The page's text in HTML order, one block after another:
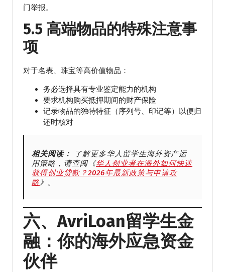
门举报。
5.5 高端物品的特殊注意事
项
对于名表、珠宝等高价值物品：
务必选择具有专业鉴定能力的机构
要求机构购买抵押期间的财产保险
记录物品的独特特征（序列号、印记等）以便归
还时核对
相关阅读：
了解更多华人留学生海外资产运
用策略，请查阅《华人创业者在海外如何快速
获得创业贷款？2026年最新政策与申请攻
略》。
六、AvriLoan留学生金
融：你的海外应急资金
伙伴